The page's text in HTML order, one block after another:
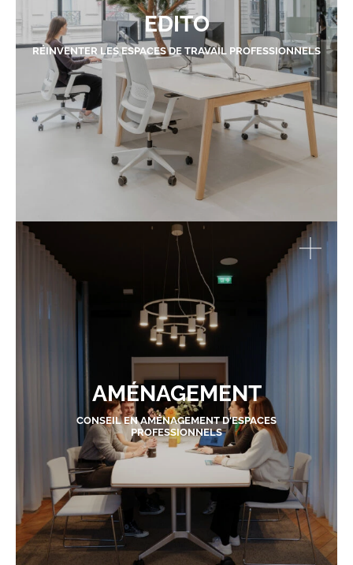
EDITO
RÉINVENTER LES ESPACES DE TRAVAIL PROFESSIONNELS
AMÉNAGEMENT
CONSEIL EN AMÉNAGEMENT D'ESPACES
PROFESSIONNELS